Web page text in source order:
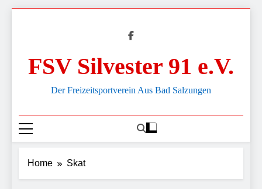
FSV Silvester 91 e.V.
Der Freizeitsportverein Aus Bad Salzungen
Home Skat